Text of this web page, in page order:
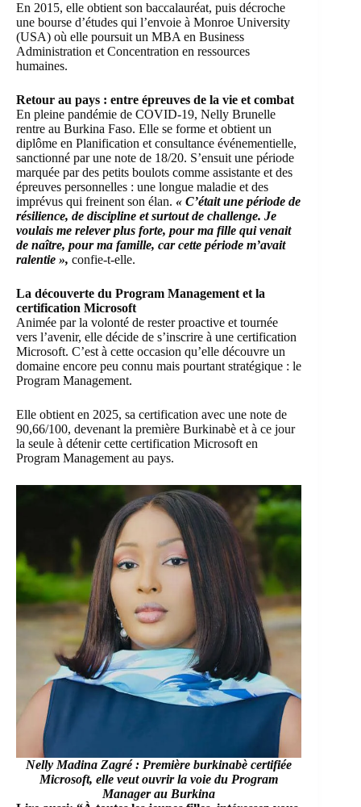
En 2015, elle obtient son baccalauréat, puis décroche
une bourse d’études qui l’envoie à Monroe University
(USA) où elle poursuit un MBA en Business
Administration et Concentration en ressources
humaines.
Retour au pays : entre épreuves de la vie et combat
En pleine pandémie de COVID-19, Nelly Brunelle
rentre au Burkina Faso. Elle se forme et obtient un
diplôme en Planification et consultance événementielle,
sanctionné par une note de 18/20. S’ensuit une période
marquée par des petits boulots comme assistante et des
épreuves personnelles : une longue maladie et des
imprévus qui freinent son élan. « C’était une période de
résilience, de discipline et surtout de challenge. Je
voulais me relever plus forte, pour ma fille qui venait
de naître, pour ma famille, car cette période m’avait
ralentie », confie-t-elle.
La découverte du Program Management et la
certification Microsoft
Animée par la volonté de rester proactive et tournée
vers l’avenir, elle décide de s’inscrire à une certification
Microsoft. C’est à cette occasion qu’elle découvre un
domaine encore peu connu mais pourtant stratégique : le
Program Management.
Elle obtient en 2025, sa certification avec une note de
90,66/100, devenant la première Burkinabè et à ce jour
la seule à détenir cette certification Microsoft en
Program Management au pays.
Nelly Madina Zagré : Première burkinabè certifiée
Microsoft, elle veut ouvrir la voie du Program
Manager au Burkina